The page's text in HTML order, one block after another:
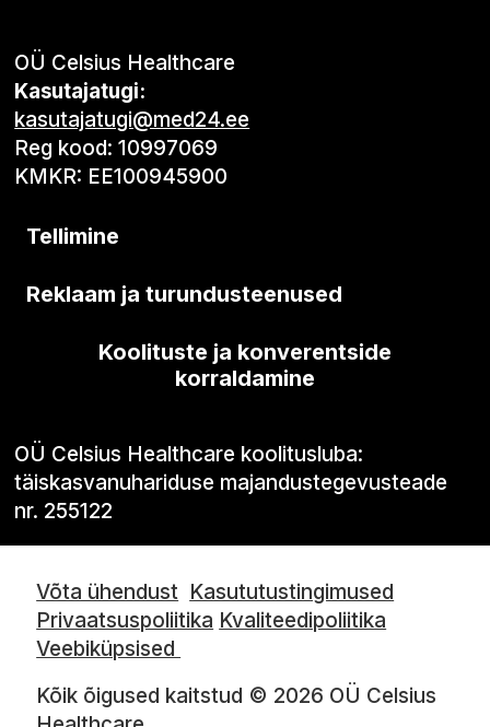
OÜ Celsius Healthcare
Kasutajatugi:
kasutajatugi@med24.ee
Reg kood: 10997069
KMKR: EE100945900
Tellimine
Reklaam ja turundusteenused
Koolituste ja konverentside
korraldamine
OÜ Celsius Healthcare koolitusluba:
täiskasvanuhariduse majandustegevusteade
nr. 255122
Võta ühendust Kasututustingimused
Privaatsuspoliitika Kvaliteedipoliitika
Veebiküpsised
Kõik õigused kaitstud © 2026 OÜ Celsius